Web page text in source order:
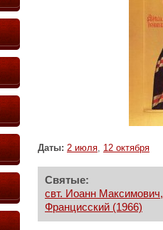
Даты: 2 июля, 12 октября
Святые:
свт. Иоанн
Францисский (1966)